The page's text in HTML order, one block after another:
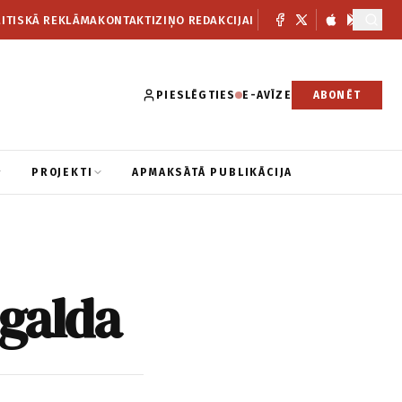
REKLĀMAKONTAKTIZIŅO REDAKCIJAI
PIESLĒGTIES E-AVĪZE ABONĒT
PROJEKTI APMAKSĀTĀ PUBLIKĀCIJA